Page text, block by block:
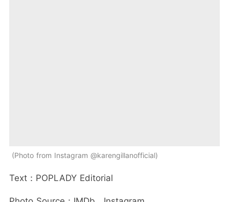
Photo from Instagram @karengillanofficial
Text：POPLADY Editorial